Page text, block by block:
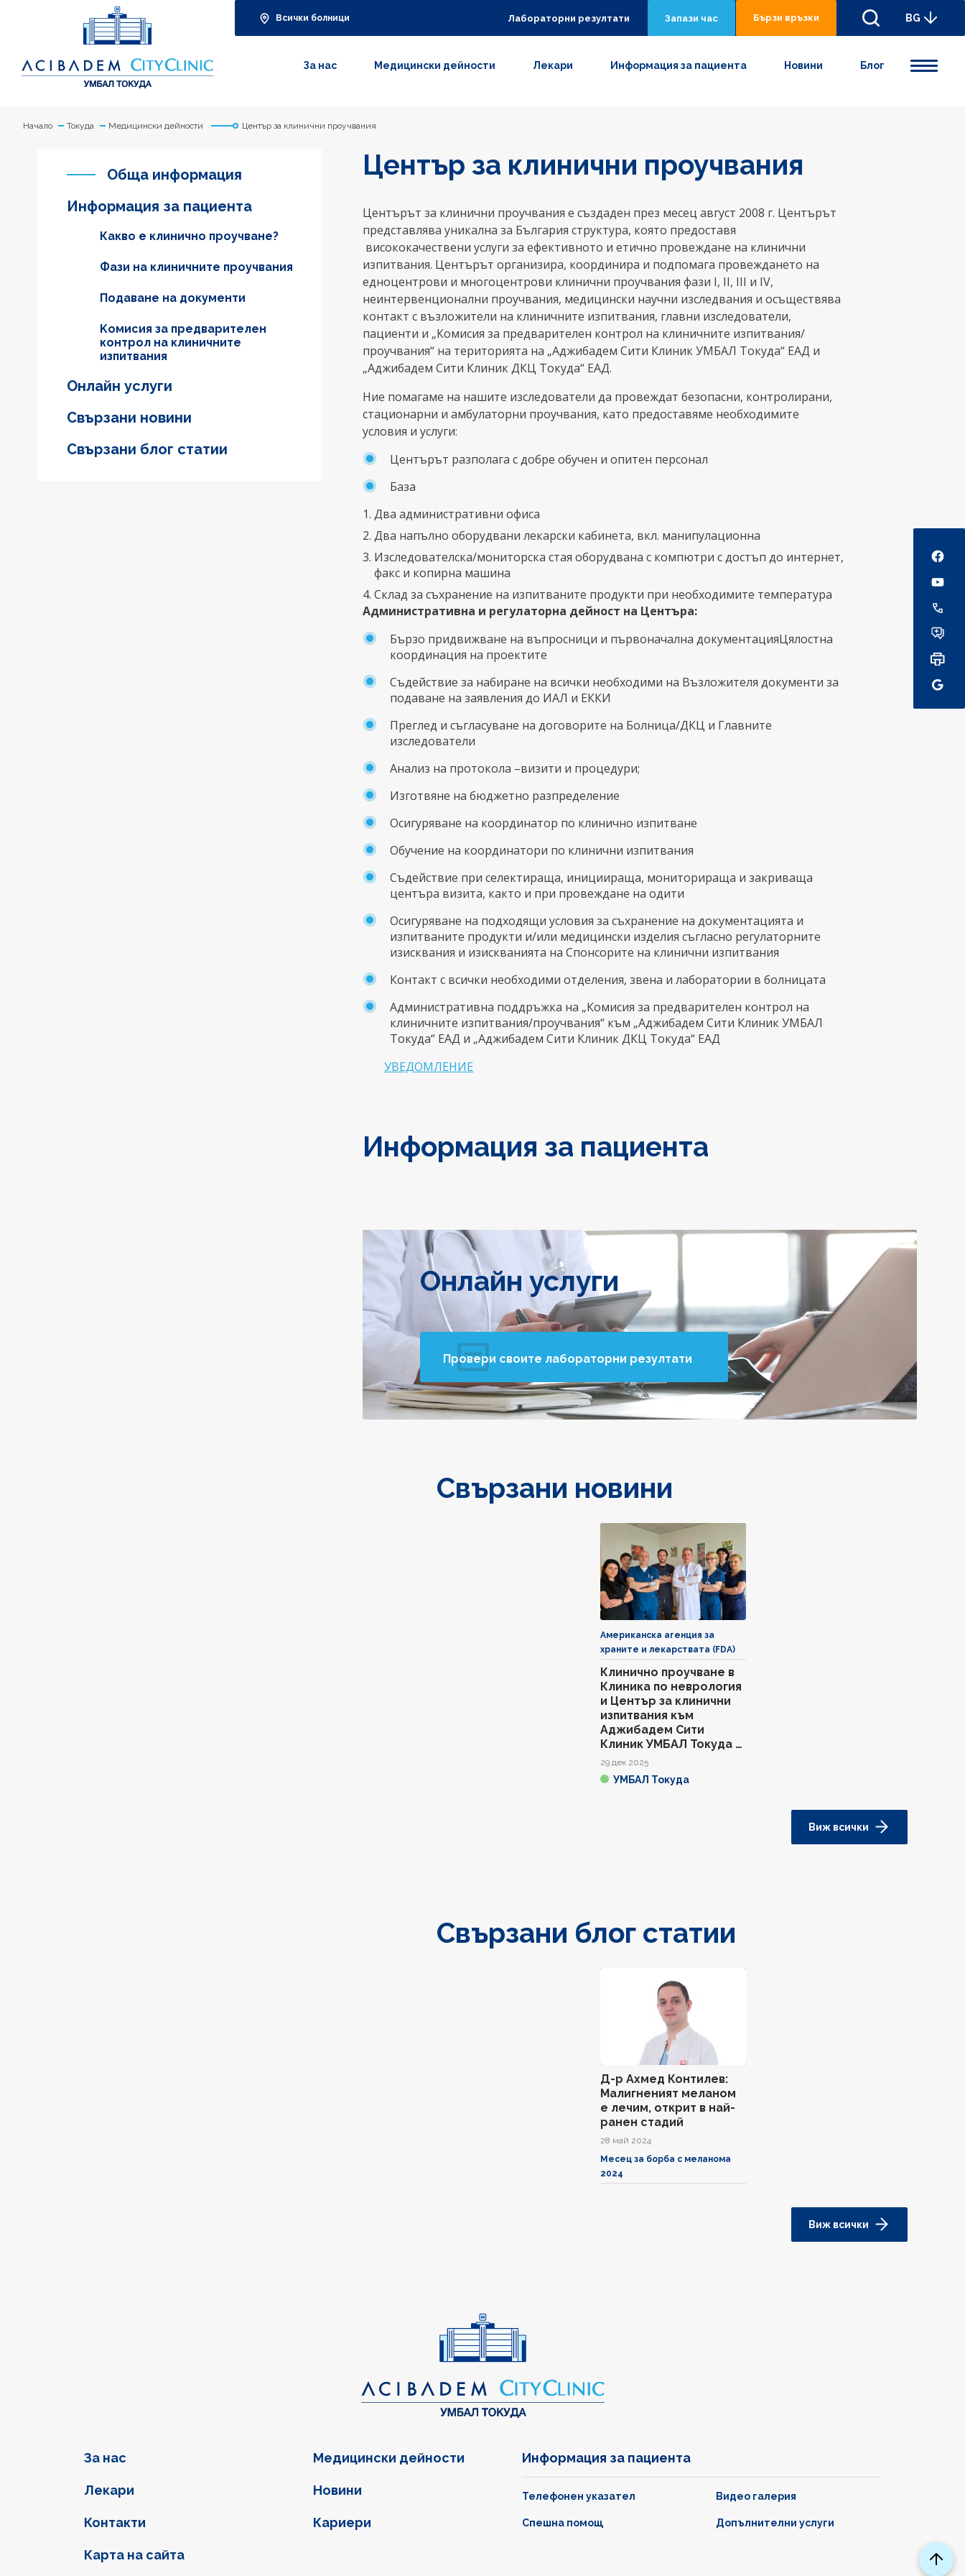
Всички болници Лабораторни резултати Запази час Бързи връзки BG
За нас Медицински дейности Лекари Информация за пациента Новини Блог
Начало Токуда Медицински дейности Център за клинични проучвания
Обща информация
Информация за пациента
Какво е клинично проучване?
Фази на клиничните проучвания
Подаване на документи
Kомисия за предварителен
контрол на клиничните
изпитвания
Онлайн услуги
Свързани новини
Свързани блог статии
Център за клинични проучвания
Центърът за клинични проучвания е създаден през месец август 2008 г. Центърът
представлява уникална за България структура, която предоставя
висококачествени услуги за ефективното и етично провеждане на клинични
изпитвания. Центърът организира, координира и подпомага провеждането на
едноцентрови и многоцентрови клинични проучвания фази I, II, III и IV,
неинтервенционални проучвания, медицински научни изследвания и осъществява
контакт с възложители на клиничните изпитвания, главни изследователи,
пациенти и „Комисия за предварителен контрол на клиничните изпитвания/
проучвания“ на територията на „Аджибадем Сити Клиник УМБАЛ Токуда“ ЕАД и
„Аджибадем Сити Клиник ДКЦ Токуда“ ЕАД.
Ние помагаме на нашите изследователи да провеждат безопасни, контролирани,
стационарни и амбулаторни проучвания, като предоставяме необходимите
условия и услуги:
Центърът разполага с добре обучен и опитен персонал
База
Два административни офиса
Два напълно оборудвани лекарски кабинета, вкл. манипулационна
Изследователска/мониторска стая оборудвана с компютри с достъп до интернет,
факс и копирна машина
Склад за съхранение на изпитваните продукти при необходимите температура
Административна и регулаторна дейност на Центъра:
Бързо придвижване на въпросници и първоначална документацияЦялостна
координация на проектите
Съдействие за набиране на всички необходими на Възложителя документи за
подаване на заявления до ИАЛ и ЕККИ
Преглед и съгласуване на договорите на Болница/ДКЦ и Главните
изследователи
Анализ на протокола –визити и процедури;
Изготвяне на бюджетно разпределение
Осигуряване на координатор по клинично изпитване
Обучение на координатори по клинични изпитвания
Съдействие при селектираща, инициираща, мониторираща и закриваща
центъра визита, както и при провеждане на одити
Осигуряване на подходящи условия за съхранение на документацията и
изпитваните продукти и/или медицински изделия съгласно регулаторните
изисквания и изискванията на Спонсорите на клинични изпитвания
Контакт с всички необходими отделения, звена и лаборатории в болницата
Административна поддръжка на „Комисия за предварителен контрол на
клиничните изпитвания/проучвания“ към „Аджибадем Сити Клиник УМБАЛ
Токуда“ ЕАД и „Аджибадем Сити Клиник ДКЦ Токуда“ ЕАД
УВЕДОМЛЕНИЕ
Информация за пациента
Онлайн услуги
Провери своите лабораторни резултати
Свързани новини
Американска агенция за
храните и лекарствата (FDA)
Клинично проучване в
Клиника по неврология
и Център за клинични
изпитвания към
Аджибадем Сити
Клиник УМБАЛ Токуда с
отлична оценка при
инспекция от FDA
29 дек 2025
УМБАЛ Токуда
Виж всички
Свързани блог статии
Д-р Ахмед Контилев:
Малигненият меланом
е лечим, открит в най-
ранен стадий
28 май 2024
Месец за борба с меланома
2024
Виж всички
Фуутер навигация
За нас Медицински дейности
Лекари Новини
Контакти Кариери
Карта на сайта
Информация за пациента
Телефонен указател Видео галерия
Спешна помощ Допълнителни услуги